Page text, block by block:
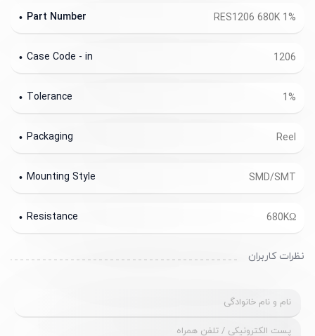
RES1206 680K 1%
Part Number
1206
Case Code - in
1%
Tolerance
Reel
Packaging
SMD/SMT
Mounting Style
680KΩ
Resistance
نظرات کاربران